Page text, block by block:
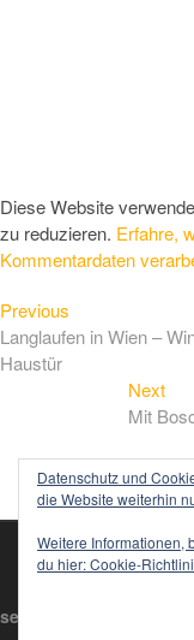
Diese Website
zu reduzieren. Erfahre,
Kommentardaten
Previous
post:
Langlaufen in Wien –
Haustür
NextNext
Mit
sempre-vita.com
Datenschutz und
die Website weiterhin
Weitere Informationen,
du hier:Cookie-